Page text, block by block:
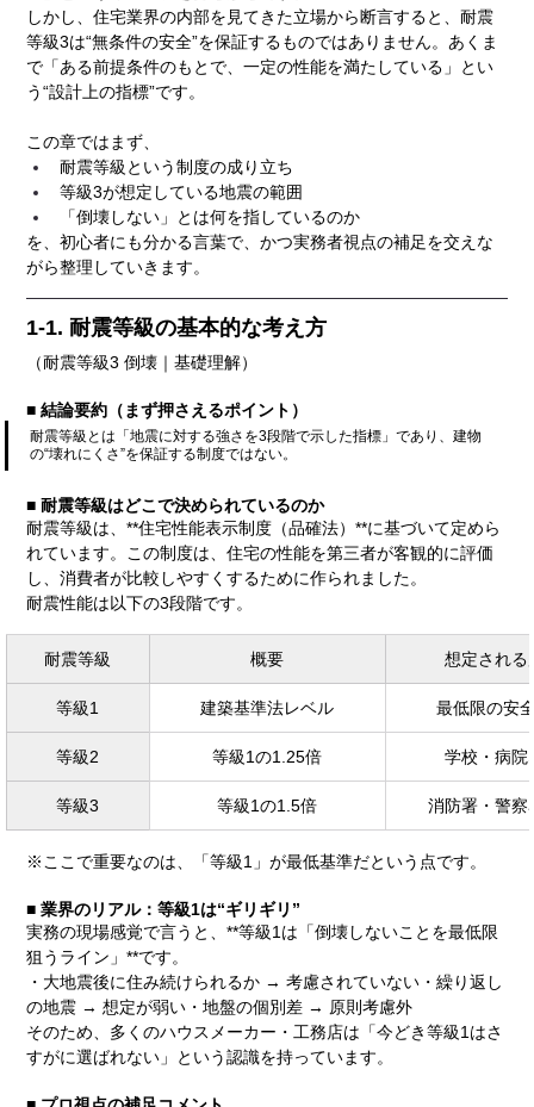
しかし、住宅業界の内部を見てきた立場から断言すると、耐震
等級3は“無条件の安全”を保証するものではありません。あくま
で「ある前提条件のもとで、一定の性能を満たしている」とい
う“設計上の指標”です。
この章ではまず、
耐震等級という制度の成り立ち
等級3が想定している地震の範囲
「倒壊しない」とは何を指しているのか
を、初心者にも分かる言葉で、かつ実務者視点の補足を交えな
がら整理していきます。
1-1. 耐震等級の基本的な考え方
（耐震等級3 倒壊｜基礎理解）
■ 結論要約（まず押さえるポイント）
耐震等級とは「地震に対する強さを3段階で示した指標」であり、建物
の“壊れにくさ”を保証する制度ではない。
■ 耐震等級はどこで決められているのか
耐震等級は、**住宅性能表示制度（品確法）**に基づいて定めら
れています。この制度は、住宅の性能を第三者が客観的に評価
し、消費者が比較しやすくするために作られました。
耐震性能は以下の3段階です。
耐震等級 概要 想定される
等級1 建築基準法レベル 最低限の安
等級2 等級1の1.25倍 学校・病院
等級3 等級1の1.5倍 消防署・警察
※ここで重要なのは、「等級1」が最低基準だという点です。
■ 業界のリアル：等級1は“ギリギリ”
実務の現場感覚で言うと、**等級1は「倒壊しないことを最低限
狙うライン」**です。
・大地震後に住み続けられるか → 考慮されていない・繰り返し
の地震 → 想定が弱い・地盤の個別差 → 原則考慮外
そのため、多くのハウスメーカー・工務店は「今どき等級1はさ
すがに選ばれない」という認識を持っています。